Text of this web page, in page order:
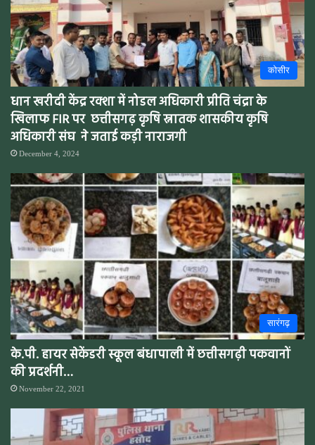
कोसीर
धान खरीदी केंद्र रक्शा में नोडल अधिकारी प्रीति चंद्रा के
खिलाफ FIR पर छत्तीसगढ़ कृषि स्नातक शासकीय कृषि
अधिकारी संघ ने जताई कड़ी नाराजगी
December 4, 2024
सारंगढ़
के.पी. हायर सेकेंडरी स्कूल बंधापाली में छत्तीसगढ़ी पकवानों
की प्रदर्शनी…
November 22, 2021